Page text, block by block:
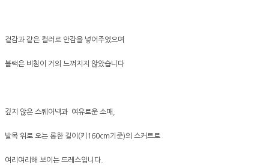
겉감과 같은 컬러로 안감을 넣어주었으며
블랙은 비침이 거의 느껴지지 않았습니다
깊지 않은 스퀘어넥과 여유로운 소매,
발목 위로 오는 롱한 길이(키160cm기준)의 스커트로
여리여리해 보이는 드레스입니다.